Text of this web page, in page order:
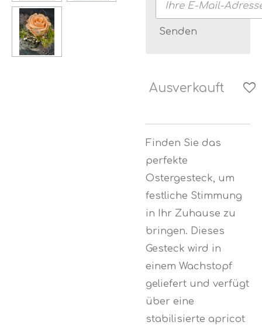
Senden
Ausverkauft
Finden Sie das
perfekte
Ostergesteck, um
festliche Stimmung
in Ihr Zuhause zu
bringen. Dieses
Gesteck wird in
einem Wachstopf
geliefert und verfügt
über eine
stabilisierte apricot